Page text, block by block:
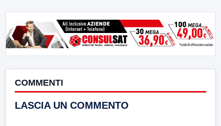
COMMENTI
LASCIA UN COMMENTO